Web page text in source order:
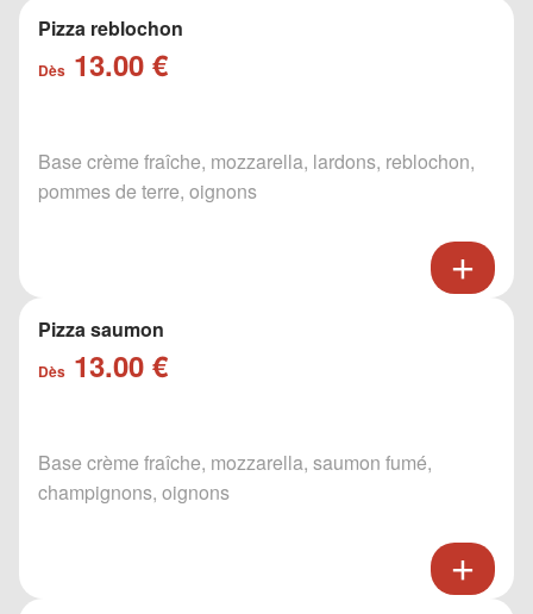
Pizza reblochon
Dès 13.00 €
Base crème fraîche, mozzarella, lardons, reblochon,
pommes de terre, oignons
Pizza saumon
Dès 13.00 €
Base crème fraîche, mozzarella, saumon fumé,
champignons, oignons